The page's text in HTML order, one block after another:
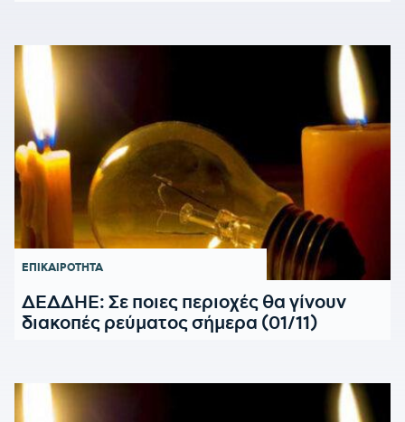
ΕΠΙΚΑΙΡΟΤΗΤΑ
ΔΕΔΔΗΕ: Σε ποιες περιοχές θα γίνουν
διακοπές ρεύματος σήμερα (01/11)